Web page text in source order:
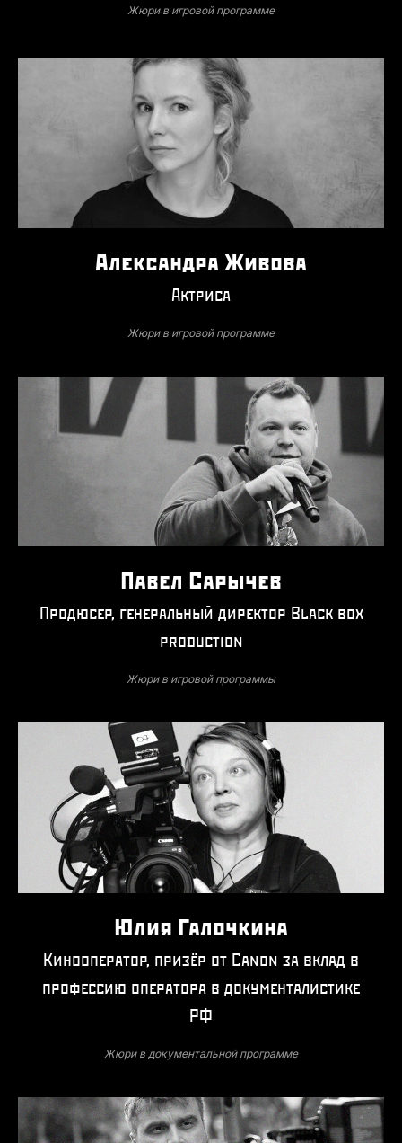
Жюри в игровой программе
Александра Живова
Актриса
Жюри в игровой программе
Павел Сарычев
Продюсер, генеральный директор Black box
production
Жюри в игровой программы
Юлия Галочкина
Кинооператор, призёр от Canon за вклад в
профессию оператора в документалистике
РФ
Жюри в документальной программе